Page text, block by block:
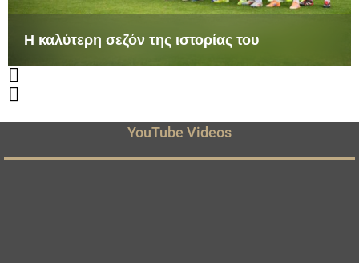
Η καλύτερη σεζόν της ιστορίας του
YouTube Videos